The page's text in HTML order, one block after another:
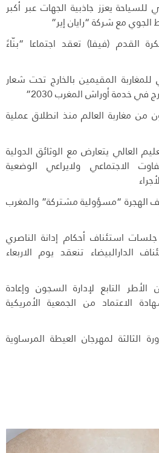
يعزز جاذبية الجهات عبر أكبر
الجوي مع شركة “رايان إير”
القدم (فيفا) تعقد اجتماعا “بنّاءً
للمغاربة المقيمين بالخارج تحت شعار
في خدمة أوراش المغرب 2030”
من 2,7 مليون من مغاربة العالم منذ انطلاق عملية
العالي يتعارض مع الوثائق الدولية
الاجتماعي ولايراعي الوضعية
الهجرة “مسؤولية مشتركة” والمغرب
استئناف أحكام إدانة الناصري
الدارالبيضاء تنعقد يوم الاربعاء
التابع لإدارة السجون وإعادة
الاعتماد من الجمعية الأمريكية
الثالثة لمهرجان العيطة المرساوية